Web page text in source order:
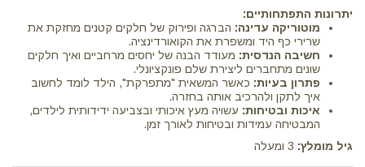
יתרונות התפתחותיים:
מוטוריקה עדינה: הברגה ופירוק של חלקים קטנים מחזקת את
שרירי כף היד ומשפרת את הקואורדינציה.
חשיבה הנדסית: מעודד הבנה של יחסים מרחביים ואיך חלקים
שונים מתחברים ליצירת שלם פונקציונלי.
פתרון בעיות: כאשר המשאית "מתפרקת", הילד לומד לחשוב
איך לתקן ולהרכיב אותה בחזרה.
איכות ובטיחות: עשויה מעץ איכותי ובצביעה ידידותית לילדים,
המבטיחה עמידות ובטיחות לאורך זמן.
גיל מומלץ: